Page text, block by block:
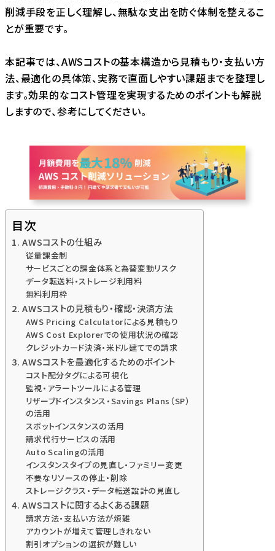
削減手段を正しく理解し、無駄な支出を防ぐ体制を整えるこ
とが重要です。
本記事では、AWSコストの基本構造から見積もり・支払い方
法、最適化の具体策、実務で直面しやすい課題までを整理し
ます。効果的なコスト管理を実現するためのポイントも解説
しますので、参考にしてください。
目次
1. AWSコストの仕組み
従量課金制
サービスごとの課金体系と為替変動リスク
データ転送料・ストレージ利用料
無料利用枠
2. AWSコストの見積もり・確認・決済方法
AWS Pricing Calculatorによる見積もり
AWS Cost Explorerでの使用状況の確認
クレジットカード決済・米ドル建てでの請求
3. AWSコストを最適化するためのポイント
コスト配分タグによる可視化
監視・アラートツールによる管理
リザーブドインスタンス・Savings Plans（SP）
の活用
スポットインスタンスの活用
請求代行サービスの活用
Auto Scalingの活用
インスタンスタイプの見直し・ファミリー変更
不要なリソースの停止・削除
ストレージクラス・データ転送設計の見直し
4. AWSコストに関するよくある課題
請求方法・支払い方法が煩雑
アカウントが増えて管理しきれない
割引オプションの選択が難しい